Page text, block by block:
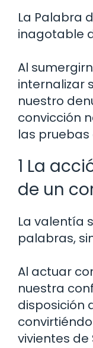
La Palabra
inagotable
Al
internalizar
nuestro
convicción
las
1 La
de un
La valentía
palabras,
Al actuar
nuestra
disposición
vivientes